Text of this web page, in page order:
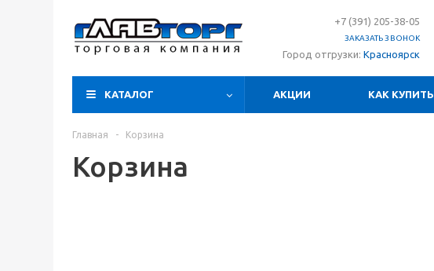
+7 (391) 205-38-05
ЗАКАЗАТЬ ЗВОНОК
Город отгрузки: Красноярск
КАТАЛОГ АКЦИИ КАК КУПИТЬ
Главная - Корзина
Корзина